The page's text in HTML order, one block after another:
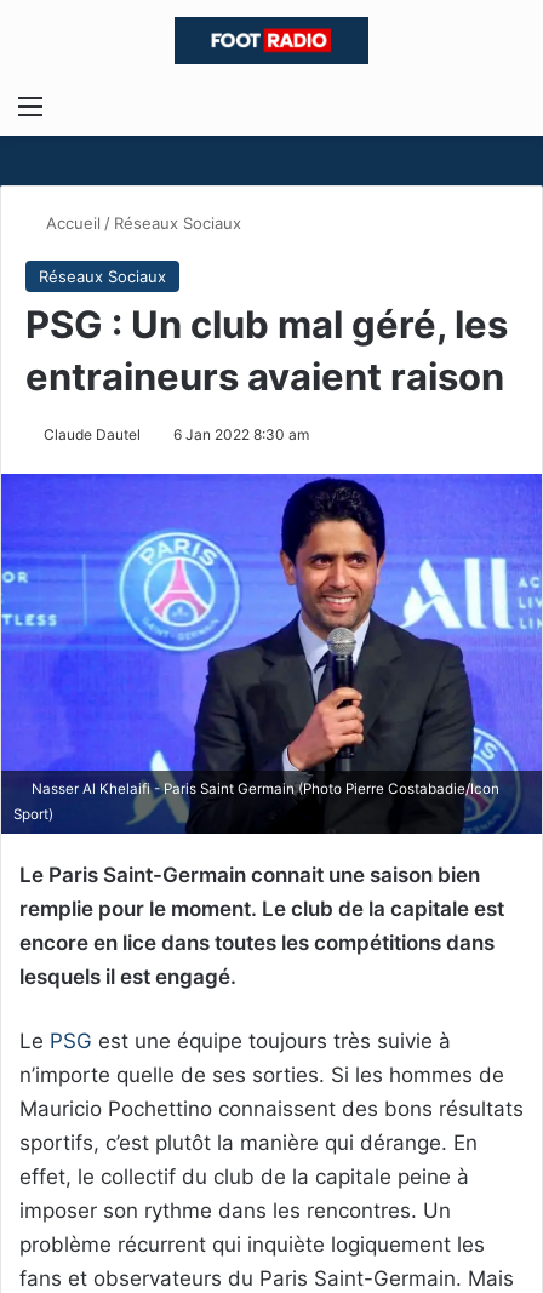
Menu
Accueil / Réseaux Sociaux
Réseaux Sociaux
PSG : Un club mal géré, les
entraineurs avaient raison
Claude Dautel 6 Jan 2022 8:30 am
Nasser Al Khelaifi - Paris Saint Germain (Photo Pierre Costabadie/Icon
Sport)
Le Paris Saint-Germain connait une saison bien
remplie pour le moment. Le club de la capitale est
encore en lice dans toutes les compétitions dans
lesquels il est engagé.
Le PSG est une équipe toujours très suivie à
n’importe quelle de ses sorties. Si les hommes de
Mauricio Pochettino connaissent des bons résultats
sportifs, c’est plutôt la manière qui dérange. En
effet, le collectif du club de la capitale peine à
imposer son rythme dans les rencontres. Un
problème récurrent qui inquiète logiquement les
fans et observateurs du Paris Saint-Germain. Mais